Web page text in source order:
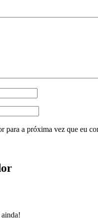
para a próxima vez que eu